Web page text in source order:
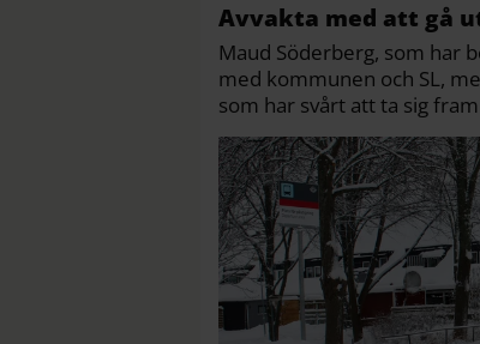
Avvakta med att gå
Maud Söderberg, som har
med kommunen och SL,
som har svårt att ta sig